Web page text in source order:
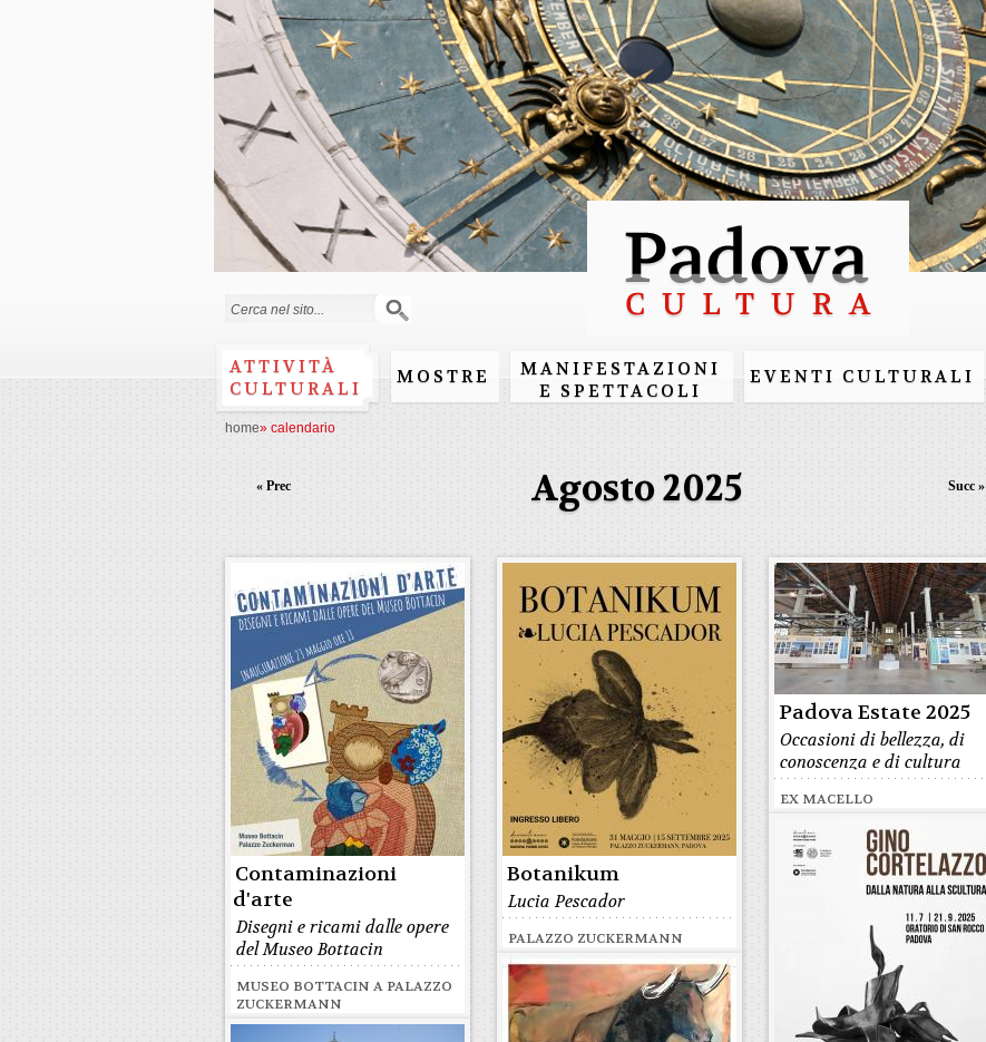
Salta al
contenuto
principale
Form di ricerca
ATTIVITÀ
CULTURALI
MOSTRE
MANIFESTAZIONI
E SPETTACOLI
EVENTI CULTURALI
home» calendario
Agosto 2025
« Prec Succ »
Contaminazioni
d'arte
Disegni e ricami dalle opere
del Museo Bottacin
MUSEO BOTTACIN A PALAZZO
ZUCKERMANN
Botanikum
Lucia Pescador
PALAZZO ZUCKERMANN
Padova Estate 2025
Occasioni di bellezza, di
conoscenza e di cultura
EX MACELLO